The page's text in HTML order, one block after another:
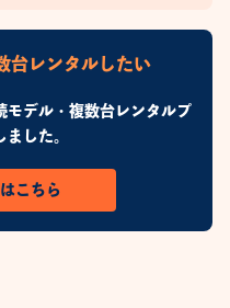
台レンタルしたい
モデル・複数台レンタルプ
した。
こちら